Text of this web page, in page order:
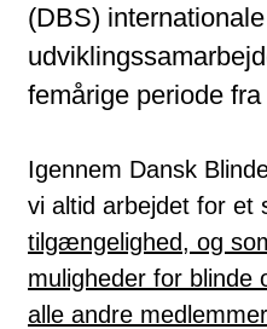
(DBS) internationale
femårige periode
Igennem Dansk
vi altid arbejdet for et
tilgængelighed, og
muligheder for blinde
alle andre